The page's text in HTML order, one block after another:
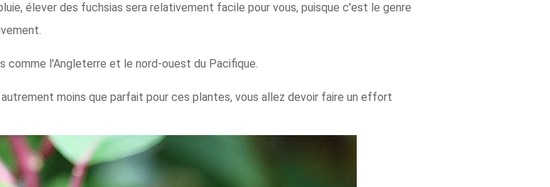
élever des fuchsias sera relativement facile pour vous, puisque c'est le genre
comme l'Angleterre et le nord-ouest du Pacifique.
moins que parfait pour ces plantes, vous allez devoir faire un effort